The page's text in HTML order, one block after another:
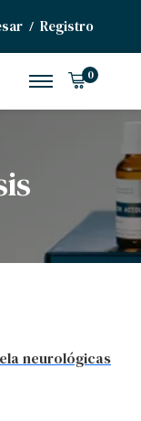
/ Registro
0
neurológicas